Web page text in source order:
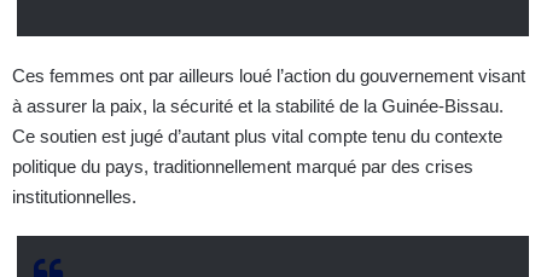
Ces femmes ont par ailleurs loué l’action du gouvernement visant
à assurer la paix, la sécurité et la stabilité de la Guinée-Bissau.
Ce soutien est jugé d’autant plus vital compte tenu du contexte
politique du pays, traditionnellement marqué par des crises
institutionnelles.